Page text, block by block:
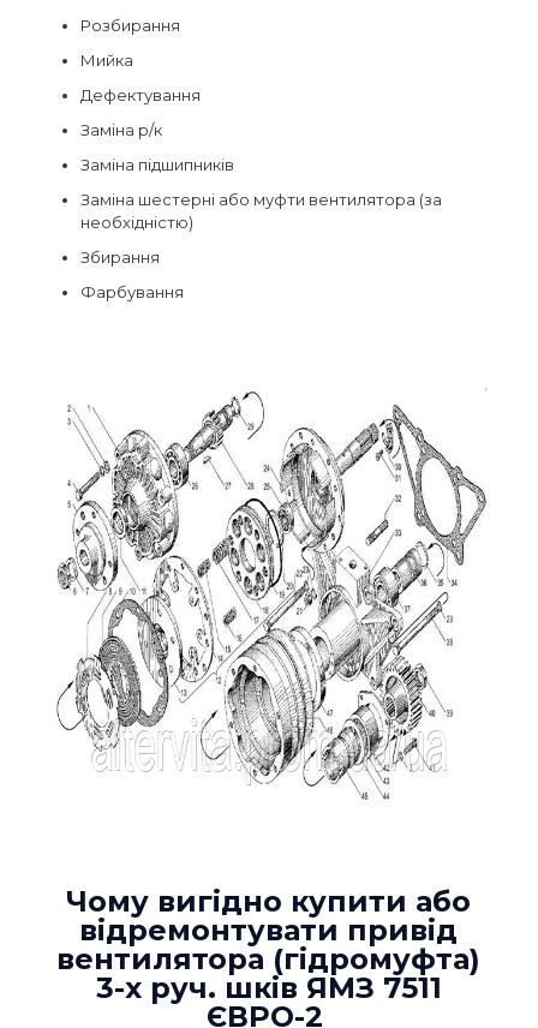
Розбирання
Мийка
Дефектування
Заміна р/к
Заміна підшипників
Заміна шестерні або муфти вентилятора (за
необхідністю)
Збирання
Фарбування
Чому вигідно купити або
відремонтувати привід
вентилятора (гідромуфта)
3-х руч. шків ЯМЗ 7511
ЄВРО-2